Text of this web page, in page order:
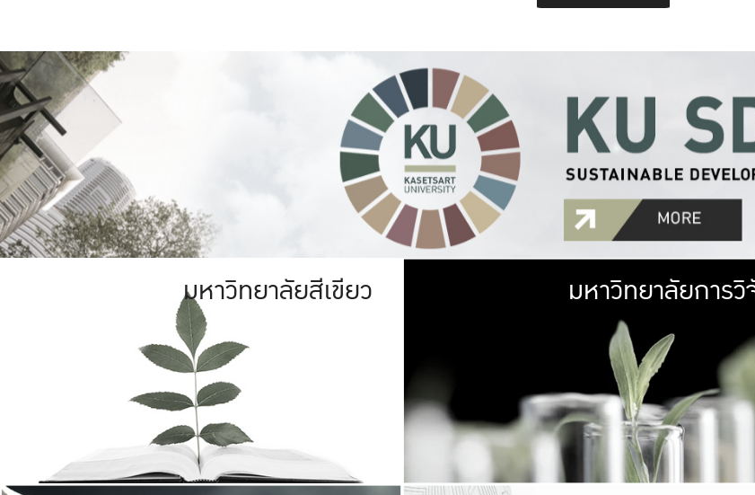
มหาวิทยาลัยสีเขียว มหาวิท
เกษตรศาสตร์ มีพื้
เป็นป่าในเมื
เกษตรในเมือง
ที่นับรวมกัน
มหาวิทยาลัยการ